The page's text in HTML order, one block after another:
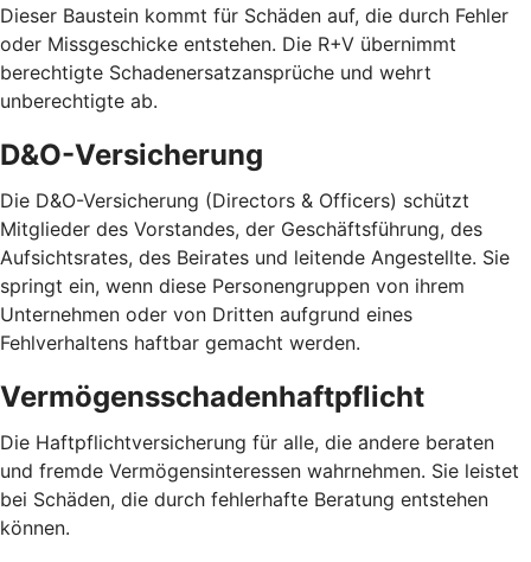
Dieser Baustein kommt für Schäden auf, die durch Fehler
oder Missgeschicke entstehen. Die R+V übernimmt
berechtigte Schadenersatzansprüche und wehrt
unberechtigte ab.
D&O-Versicherung
Die D&O-Versicherung (Directors & Officers) schützt
Mitglieder des Vorstandes, der Geschäftsführung, des
Aufsichtsrates, des Beirates und leitende Angestellte. Sie
springt ein, wenn diese Personengruppen von ihrem
Unternehmen oder von Dritten aufgrund eines
Fehlverhaltens haftbar gemacht werden.
Vermögensschadenhaftpflicht
Die Haftpflichtversicherung für alle, die andere beraten
und fremde Vermögensinteressen wahrnehmen. Sie leistet
bei Schäden, die durch fehlerhafte Beratung entstehen
können.